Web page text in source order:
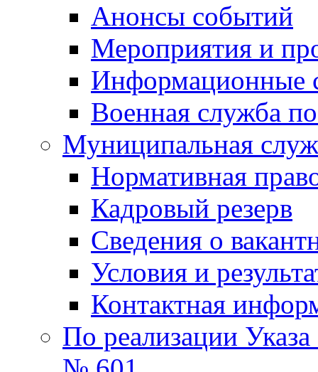
Анонсы событий
Мероприятия и
Информационные
Военная служба
Муниципальная
Нормативная
Кадровый резерв
Сведения о
Условия и
Контактная
По реализации